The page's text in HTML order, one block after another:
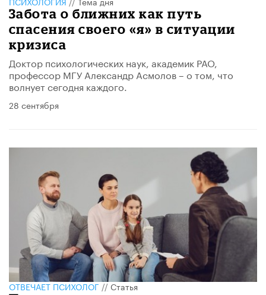
Забота о ближних как путь
спасения своего «я» в ситуации
кризиса
Доктор психологических наук, академик РАО,
профессор МГУ Александр Асмолов – о том, что
волнует сегодня каждого.
28 сентября
ОТВЕЧАЕТ ПСИХОЛОГ//Статья